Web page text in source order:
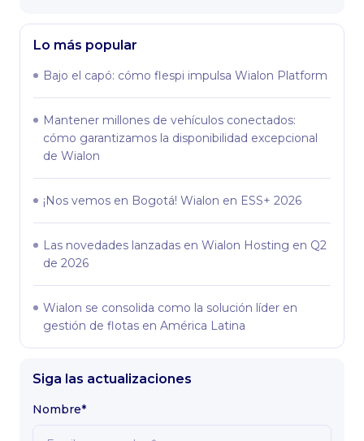
Lo más popular
Bajo el capó: сómo flespi impulsa Wialon Platform
Mantener millones de vehículos conectados:
cómo garantizamos la disponibilidad excepcional
de Wialon
¡Nos vemos en Bogotá! Wialon en ESS+ 2026
Las novedades lanzadas en Wialon Hosting en Q2
de 2026
Wialon se consolida como la solución líder en
gestión de flotas en América Latina
Siga las actualizaciones
Nombre*